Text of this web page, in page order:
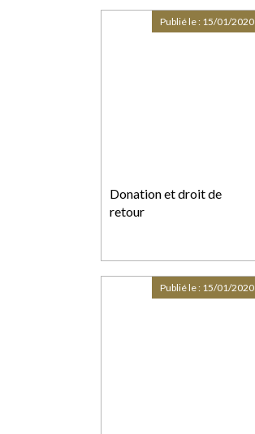
Donation et droit de
retour
Publié le : 15/01/2020
Publié le : 15/01/2020